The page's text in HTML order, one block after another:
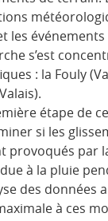
les
s’est
: la Fouly
étape de
si les
provoqués par
à la pluie
des
à ces